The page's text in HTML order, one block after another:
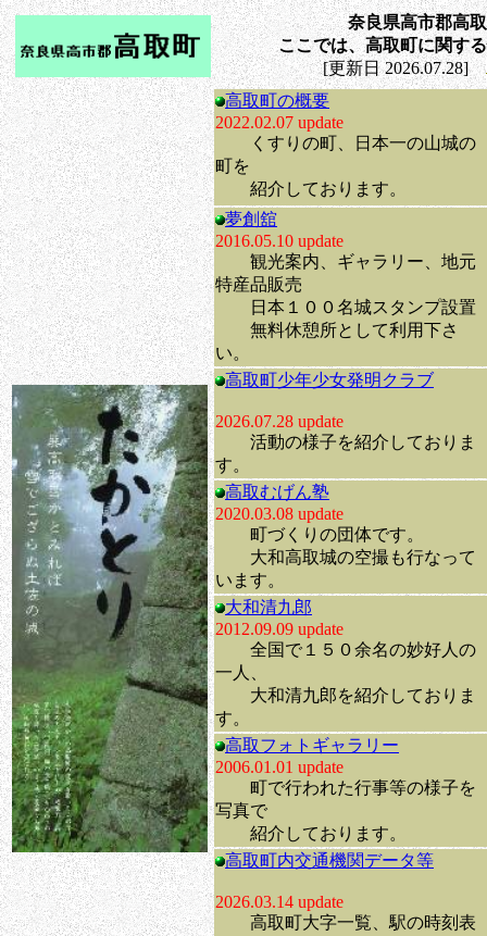
奈良県高市郡高
ここでは、高取町に関す
[更新日 2026.07.28]
高取町の概要
2022.02.07 update
くすりの町、日本一の山城の
町を
紹介しております。
夢創舘
2016.05.10 update
観光案内、ギャラリー、地元
特産品販売
日本１００名城スタンプ設置
無料休憩所として利用下さ
い。
高取町少年少女発明クラブ
2026.07.28 update
活動の様子を紹介しておりま
す。
高取むげん塾
2020.03.08 update
町づくりの団体です。
大和高取城の空撮も行なって
います。
大和清九郎
2012.09.09 update
全国で１５０余名の妙好人の
一人、
大和清九郎を紹介しておりま
す。
高取フォトギャラリー
2006.01.01 update
町で行われた行事等の様子を
写真で
紹介しております。
高取町内交通機関データ等
2026.03.14 update
高取町大字一覧、駅の時刻表